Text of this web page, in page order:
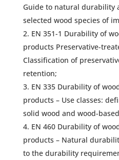
Guide to natural durability
selected wood species of
EN 351-1 Durability of
products Preservative-
Classification of
retention;
EN 335 Durability of
products – Use classes:
solid wood and wood-
EN 460 Durability of
products – Natural
to the durability